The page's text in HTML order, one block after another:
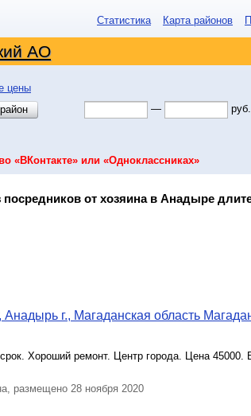
Статистика Карта районов
АО
цены
— руб.
«ВКонтакте» или «Одноклассниках»
посредников от хозяина в Анадыре
г., Магаданская область
Хороший ремонт. Центр города. Цена 45000.
размещено 28 ноября 2020